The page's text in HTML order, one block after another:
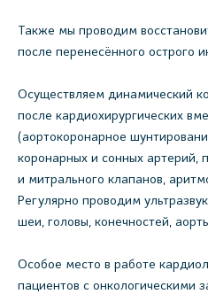
Также мы проводим
после перенесённого острого
Осуществляем динамический
после кардиохирургических
(аортокоронарное
коронарных и сонных артерий,
и митрального клапанов,
Регулярно проводим
шеи, головы, конечностей,
Особое место в работе
пациентов с онкологическими